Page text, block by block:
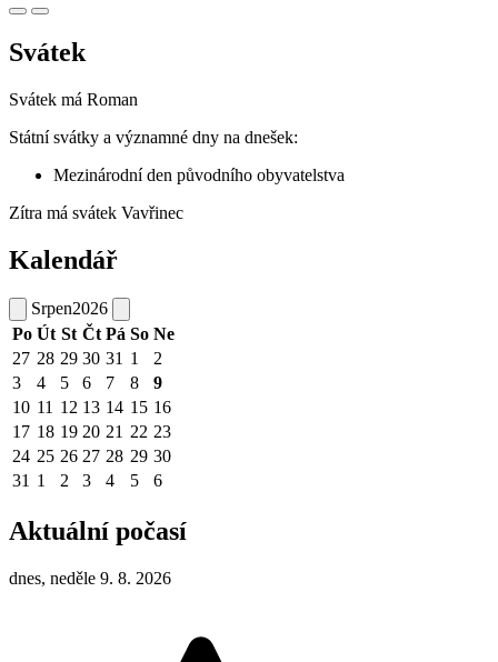
Svátek
Svátek má Roman
Státní svátky a významné dny na dnešek:
Mezinárodní den původního obyvatelstva
Zítra má svátek Vavřinec
Kalendář
Srpen2026
Po Út St Čt Pá So Ne
27 28 29 30 31 1
2
3
4 5 6 7 8
9
10 11 12 13 14 15 16
17 18 19 20 21 22 23
24 25 26 27 28 29 30
31 1 2 3 4 5 6
Aktuální počasí
dnes, neděle 9. 8. 2026